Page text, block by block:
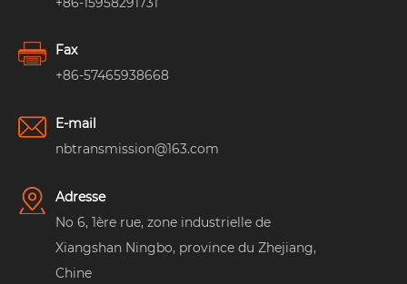
Fax
+86-57465938668
E-mail
nbtransmission@163.com
Adresse
No 6, 1ère rue, zone industrielle de
Xiangshan Ningbo, province du Zhejiang,
Chine